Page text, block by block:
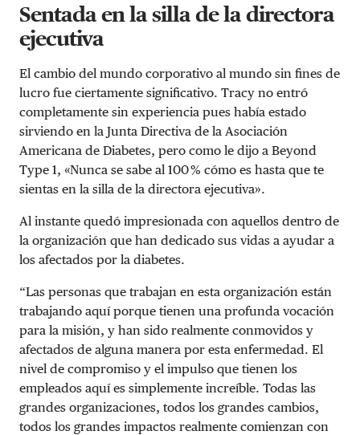
Sentada en la silla de la directora
ejecutiva
El cambio del mundo corporativo al mundo sin fines de
lucro fue ciertamente significativo. Tracy no entró
completamente sin experiencia pues había estado
sirviendo en la Junta Directiva de la Asociación
Americana de Diabetes, pero como le dijo a Beyond
Type 1, «Nunca se sabe al 100 % cómo es hasta que te
sientas en la silla de la directora ejecutiva».
Al instante quedó impresionada con aquellos dentro de
la organización que han dedicado sus vidas a ayudar a
los afectados por la diabetes.
“Las personas que trabajan en esta organización están
trabajando aquí porque tienen una profunda vocación
para la misión, y han sido realmente conmovidos y
afectados de alguna manera por esta enfermedad. El
nivel de compromiso y el impulso que tienen los
empleados aquí es simplemente increíble. Todas las
grandes organizaciones, todos los grandes cambios,
todos los grandes impactos realmente comienzan con